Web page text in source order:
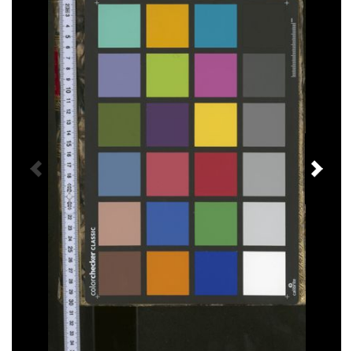
PREVIOUS IMAGE